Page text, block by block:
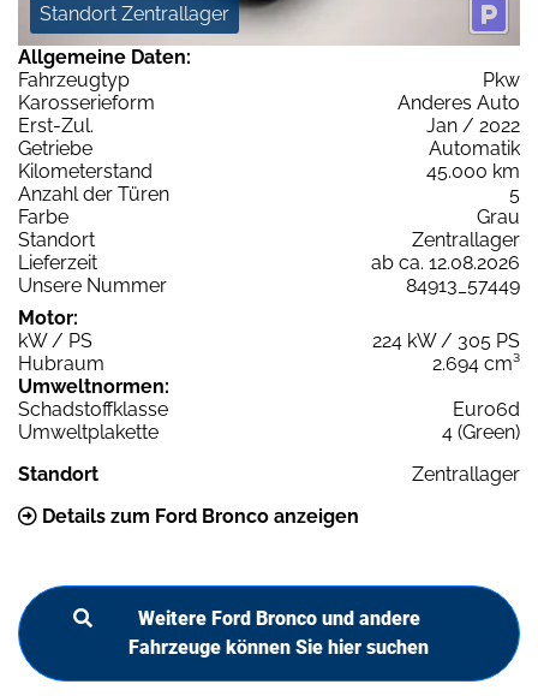
Standort Zentrallager
Allgemeine Daten:
Fahrzeugtyp
Pkw
Karosserieform
Anderes Auto
Erst-Zul.
Jan / 2022
Getriebe
Automatik
Kilometerstand
45.000 km
Anzahl der Türen
5
Farbe
Grau
Standort
Zentrallager
Lieferzeit
ab ca. 12.08.2026
Unsere Nummer
84913_57449
Motor:
kW / PS
224 kW / 305 PS
Hubraum
2.694 cm³
Umweltnormen:
Schadstoffklasse
Euro6d
Umweltplakette
4 (Green)
Standort
Zentrallager
Details zum Ford Bronco anzeigen
Weitere Ford Bronco und andere
Fahrzeuge können Sie hier suchen